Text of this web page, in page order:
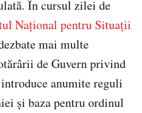
În cursul zilei de
Naţional pentru Situaţii
mai multe
de Guvern privind
anumite reguli
şi baza pentru ordinul